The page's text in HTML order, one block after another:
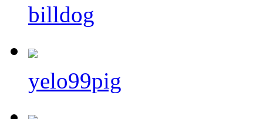
billdog
yelo99pig